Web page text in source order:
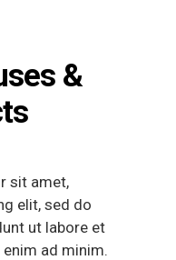
&
sit amet,
elit, sed do
ut labore et
ad minim.